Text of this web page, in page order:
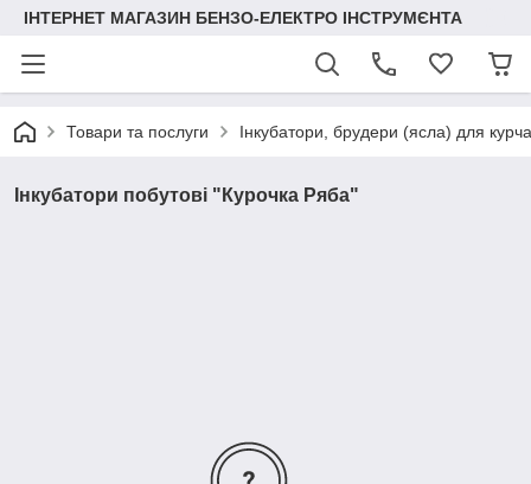
ІНТЕРНЕТ МАГАЗИН БЕНЗО-ЕЛЕКТРО ІНСТРУМЄНТА
Товари та послуги Інкубатори, брудери (ясла) для
Інкубатори побутові "Курочка Ряба"